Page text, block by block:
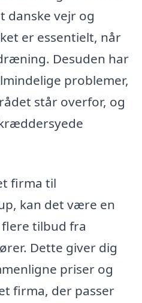
danske vejr og
er essentielt, når
Desuden har
problemer,
står overfor, og
firma til
kan det være en
tilbud fra
Dette giver dig
priser og
firma, der passer